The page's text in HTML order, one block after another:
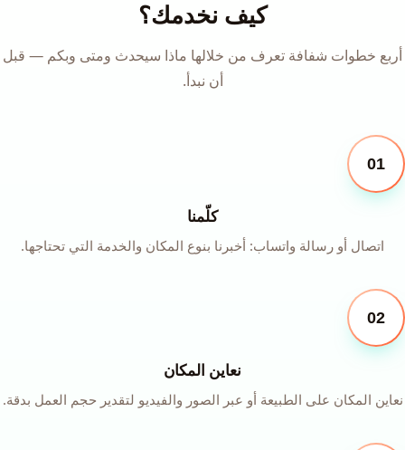
كيف نخدمك؟
أربع خطوات شفافة تعرف من خلالها ماذا سيحدث ومتى وبكم — قبل
أن نبدأ.
01
كلّمنا
اتصال أو رسالة واتساب: أخبرنا بنوع المكان والخدمة التي تحتاجها.
02
نعاين المكان
نعاين المكان على الطبيعة أو عبر الصور والفيديو لتقدير حجم العمل بدقة.